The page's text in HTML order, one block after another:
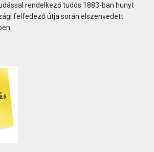
rendelkező tudós 1883-ban hunyt
felfedező útja során elszenvedett